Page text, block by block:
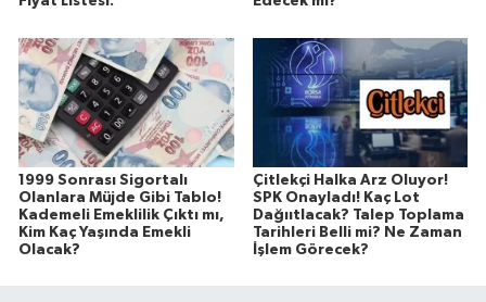
1999 Sonrası Sigortalı
Olanlara Müjde Gibi Tablo!
Kademeli Emeklilik Çıktı mı,
Kim Kaç Yaşında Emekli
Olacak?
Çitlekçi Halka Arz Oluyor!
SPK Onayladı! Kaç Lot
Dağııtlacak? Talep Toplama
Tarihleri Belli mi? Ne Zaman
İşlem Görecek?